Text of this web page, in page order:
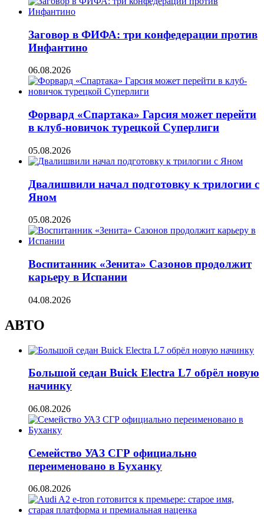
Заговор в ФИФА: три конфедерации против
Инфантино
06.08.2026
Форвард «Спартака» Гарсия может перейти
в клуб-новичок турецкой Суперлиги
05.08.2026
Двалишвили начал подготовку к трилогии с
Яном
05.08.2026
Воспитанник «Зенита» Сазонов продолжит
карьеру в Испании
04.08.2026
АВТО
Большой седан Buick Electra L7 обрёл новую
начинку
06.08.2026
Семейство УАЗ СГР официально
переименовано в Буханку
06.08.2026